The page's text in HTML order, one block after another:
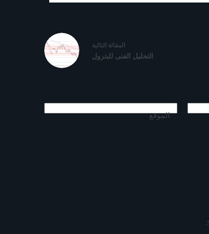
المقالة التالية
التحليل الفنى للبترول
الموقع